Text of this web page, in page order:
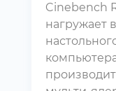
Cinebench
нагружает